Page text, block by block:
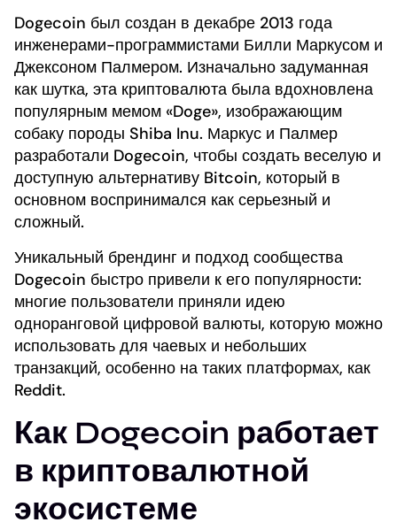
Dogecoin был создан в декабре 2013 года
инженерами-программистами Билли Маркусом и
Джексоном Палмером. Изначально задуманная
как шутка, эта криптовалюта была вдохновлена
популярным мемом «Doge», изображающим
собаку породы Shiba Inu. Маркус и Палмер
разработали Dogecoin, чтобы создать веселую и
доступную альтернативу Bitcoin, который в
основном воспринимался как серьезный и
сложный.
Уникальный брендинг и подход сообщества
Dogecoin быстро привели к его популярности:
многие пользователи приняли идею
одноранговой цифровой валюты, которую можно
использовать для чаевых и небольших
транзакций, особенно на таких платформах, как
Reddit.
Как Dogecoin работает
в криптовалютной
экосистеме